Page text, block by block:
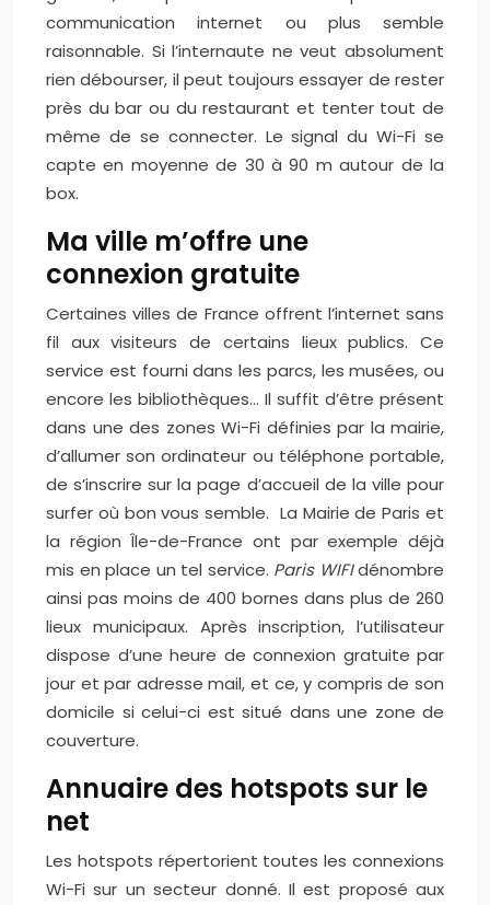
communication internet ou plus semble
raisonnable. Si l’internaute ne veut absolument
rien débourser, il peut toujours essayer de rester
près du bar ou du restaurant et tenter tout de
même de se connecter. Le signal du Wi-Fi se
capte en moyenne de 30 à 90 m autour de la
box.
Ma ville m’offre une
connexion gratuite
Certaines villes de France offrent l’internet sans
fil aux visiteurs de certains lieux publics. Ce
service est fourni dans les parcs, les musées, ou
encore les bibliothèques… Il suffit d’être présent
dans une des zones Wi-Fi définies par la mairie,
d’allumer son ordinateur ou téléphone portable,
de s’inscrire sur la page d’accueil de la ville pour
surfer où bon vous semble. La Mairie de Paris et
la région Île-de-France ont par exemple déjà
mis en place un tel service. Paris WIFIdénombre
ainsi pas moins de 400 bornes dans plus de 260
lieux municipaux. Après inscription, l’utilisateur
dispose d’une heure de connexion gratuite par
jour et par adresse mail, et ce, y compris de son
domicile si celui-ci est situé dans une zone de
couverture.
Annuaire des hotspots sur le
net
Les hotspots répertorient toutes les connexions
Wi-Fi sur un secteur donné. Il est proposé aux